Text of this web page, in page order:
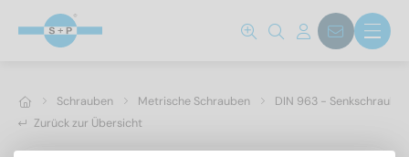
Schrauben Metrische Schrauben
DIN 963 -
Zurück zur Übersicht